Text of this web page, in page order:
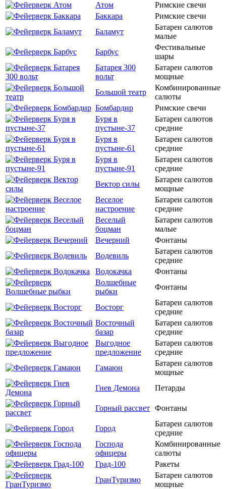
Атом
Римские свечи
Баккара
Римские свечи
Баламут
Батареи салютов
малые
Барбус
Фестивальные
шары
Батарея 300
вольт
Батареи салютов
мощные
Большой театр
Комбинированные
салюты
Бомбардир
Римские свечи
Буря в
пустыне-37
Батареи салютов
средние
Буря в
пустыне-61
Батареи салютов
средние
Буря в
пустыне-91
Батареи салютов
средние
Вектор силы
Батареи салютов
мощные
Веселое
настроение
Батареи салютов
средние
Веселый
боцман
Батареи салютов
малые
Вечерний
Фонтаны
Водевиль
Батареи салютов
средние
Водокачка
Фонтаны
Волшебные
рыбки
Фонтаны
Восторг
Батареи салютов
средние
Восточный
базар
Батареи салютов
средние
Выгодное
предложение
Батареи салютов
средние
Гамаюн
Батареи салютов
мощные
Гнев Демона
Петарды
Горный рассвет Фонтаны
Город
Батареи салютов
средние
Господа
офицеры
Комбинированные
салюты
Град-100
Ракеты
ГранТуризмо
Батареи салютов
мощные